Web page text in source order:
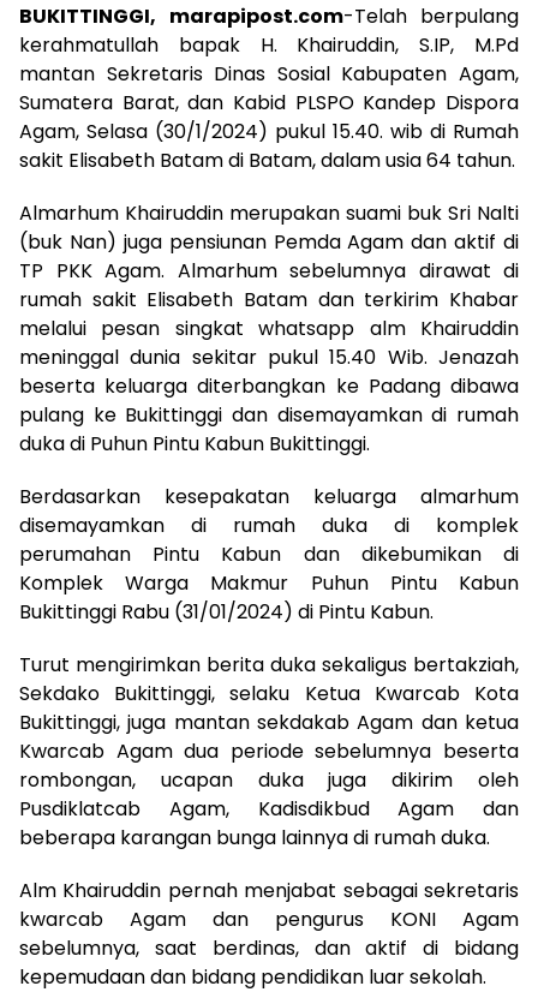
BUKITTINGGI, marapipost.com-Telah berpulang
kerahmatullah bapak H. Khairuddin, S.IP, M.Pd
mantan Sekretaris Dinas Sosial Kabupaten Agam,
Sumatera Barat, dan Kabid PLSPO Kandep Dispora
Agam, Selasa (30/1/2024) pukul 15.40. wib di Rumah
sakit Elisabeth Batam di Batam, dalam usia 64 tahun.
Almarhum Khairuddin merupakan suami buk Sri Nalti
(buk Nan) juga pensiunan Pemda Agam dan aktif di
TP PKK Agam. Almarhum sebelumnya dirawat di
rumah sakit Elisabeth Batam dan terkirim Khabar
melalui pesan singkat whatsapp alm Khairuddin
meninggal dunia sekitar pukul 15.40 Wib. Jenazah
beserta keluarga diterbangkan ke Padang dibawa
pulang ke Bukittinggi dan disemayamkan di rumah
duka di Puhun Pintu Kabun Bukittinggi.
Berdasarkan kesepakatan keluarga almarhum
disemayamkan di rumah duka di komplek
perumahan Pintu Kabun dan dikebumikan di
Komplek Warga Makmur Puhun Pintu Kabun
Bukittinggi Rabu (31/01/2024) di Pintu Kabun.
Turut mengirimkan berita duka sekaligus bertakziah,
Sekdako Bukittinggi, selaku Ketua Kwarcab Kota
Bukittinggi, juga mantan sekdakab Agam dan ketua
Kwarcab Agam dua periode sebelumnya beserta
rombongan, ucapan duka juga dikirim oleh
Pusdiklatcab Agam, Kadisdikbud Agam dan
beberapa karangan bunga lainnya di rumah duka.
Alm Khairuddin pernah menjabat sebagai sekretaris
kwarcab Agam dan pengurus KONI Agam
sebelumnya, saat berdinas, dan aktif di bidang
kepemudaan dan bidang pendidikan luar sekolah.